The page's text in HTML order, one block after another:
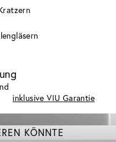
inklusive VIU Garantie
KÖNNTE